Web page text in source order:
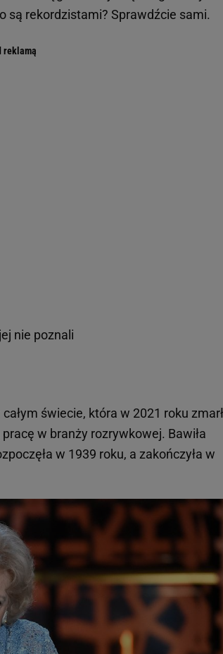
są rekordzistami? Sprawdźcie sami.
nie poznali
świecie, która w 2021 roku
w branży rozrywkowej. Bawiła
w 1939 roku, a zakończyła w